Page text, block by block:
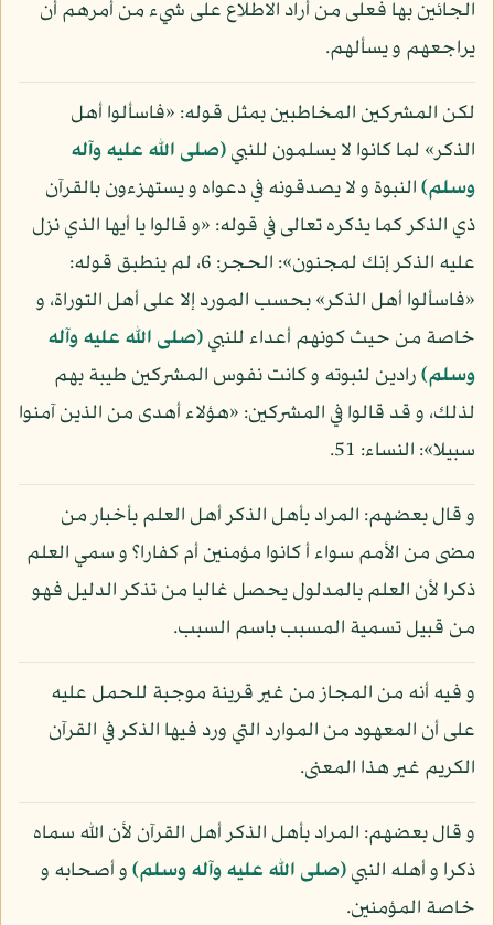
الجائين بها فعلى من أراد الاطلاع على شيء من أمرهم أن
يراجعهم و يسألهم.
لكن المشركين المخاطبين بمثل قوله: «فاسألوا أهل
الذكر» لما كانوا لا يسلمون للنبي(صلى الله عليه وآله
وسلم)النبوة و لا يصدقونه في دعواه و يستهزءون بالقرآن
ذي الذكر كما يذكره تعالى في قوله: «و قالوا يا أيها الذي نزل
عليه الذكر إنك لمجنون»: الحجر: 6، لم ينطبق قوله:
«فاسألوا أهل الذكر» بحسب المورد إلا على أهل التوراة، و
خاصة من حيث كونهم أعداء للنبي(صلى الله عليه وآله
وسلم)رادين لنبوته و كانت نفوس المشركين طيبة بهم
لذلك، و قد قالوا في المشركين: «هؤلاء أهدى من الذين آمنوا
سبيلا»: النساء: 51.
و قال بعضهم: المراد بأهل الذكر أهل العلم بأخبار من
مضى من الأمم سواء أ كانوا مؤمنين أم كفارا؟ و سمي العلم
ذكرا لأن العلم بالمدلول يحصل غالبا من تذكر الدليل فهو
من قبيل تسمية المسبب باسم السبب.
و فيه أنه من المجاز من غير قرينة موجبة للحمل عليه
على أن المعهود من الموارد التي ورد فيها الذكر في القرآن
الكريم غير هذا المعنى.
و قال بعضهم: المراد بأهل الذكر أهل القرآن لأن الله سماه
ذكرا و أهله النبي(صلى الله عليه وآله وسلم)و أصحابه و
خاصة المؤمنين.